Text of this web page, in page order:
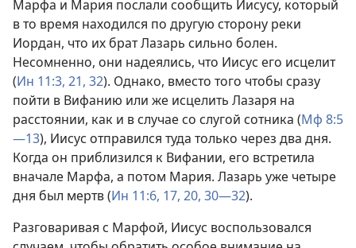
Марфа и Мария послали сообщить Иисусу, который
в то время находился по другую сторону реки
Иордан, что их брат Лазарь сильно болен.
Несомненно, они надеялись, что Иисус его исцелит
(Ин 11:3, 21, 32). Однако, вместо того чтобы сразу
пойти в Вифанию или же исцелить Лазаря на
расстоянии, как и в случае со слугой сотника (Мф 8:5
—13), Иисус отправился туда только через два дня.
Когда он приблизился к Вифании, его встретила
вначале Марфа, а потом Мария. Лазарь уже четыре
дня был мертв (Ин 11:6, 17, 20, 30—32).
Разговаривая с Марфой, Иисус воспользовался